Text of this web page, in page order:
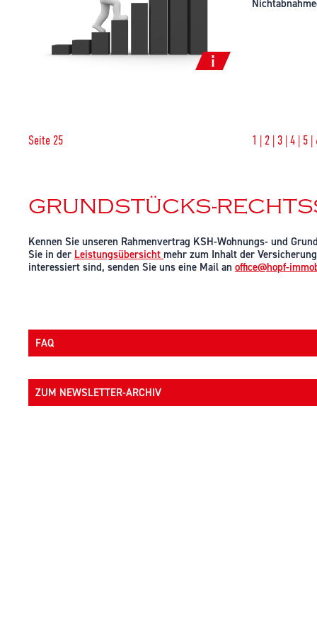
Ein
hatte. Aus
27.000 €,
Natürlich
seitens der
Oftmals
Seite 25 1 | 2 | 3 |4 | 5 |
GRUNDSTÜCKS-
Kennen Sie unseren Rahmenvertrag KSH-Wohnungs- und
Sie in der Leistungsübersicht mehr zum Inhalt der
interessiert sind, senden Sie uns eine Mail an office@hopf-
FAQ
ZUM NEWSLETTER-ARCHIV